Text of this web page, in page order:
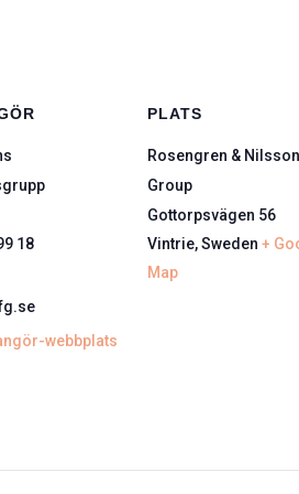
18
webbplats
PLATS
Rosengren & Nilsson
Group
Gottorpsvägen 56
Vintrie,Sweden +
Map